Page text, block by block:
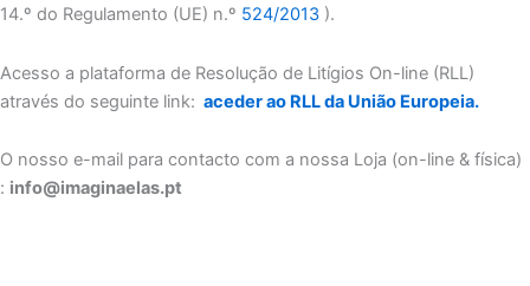
14.º do Regulamento (UE) n.º 524/2013 ).
Acesso a plataforma de Resolução de Litígios On-line (RLL)
através do seguinte link: aceder ao RLL da União Europeia.
O nosso e-mail para contacto com a nossa Loja (on-line & física)
: info@imaginaelas.pt